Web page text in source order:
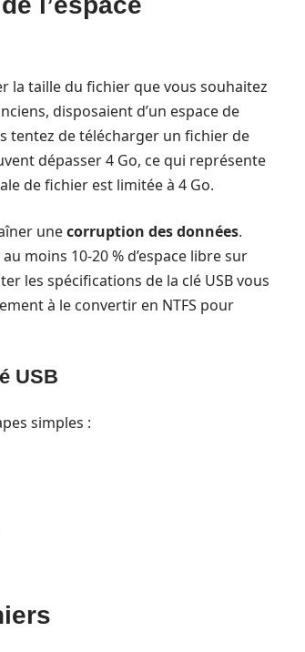
la taille du fichier que vous souhaitez
disposaient d’un espace de
tentez de télécharger un fichier de
dépasser 4 Go, ce qui représente
de fichier est limitée à 4 Go.
unecorruption des données.
moins 10-20 % d’espace libre sur
les spécifications de la clé USB vous
à le convertir en NTFS pour
USB
simples :